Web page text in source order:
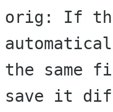
orig: If
the same
save it